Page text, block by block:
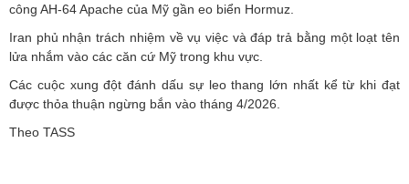
công AH-64 Apache của Mỹ gần eo biển Hormuz.
Iran phủ nhận trách nhiệm về vụ việc và đáp trả bằng một loạt tên
lửa nhắm vào các căn cứ Mỹ trong khu vực.
Các cuộc xung đột đánh dấu sự leo thang lớn nhất kể từ khi đạt
được thỏa thuận ngừng bắn vào tháng 4/2026.
Theo TASS